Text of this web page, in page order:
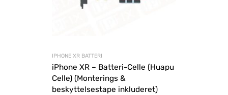
IPHONE XR BATTERI
iPhone XR – Batteri-Celle (Huapu
Celle) (Monterings &
beskyttelsestape inkluderet)